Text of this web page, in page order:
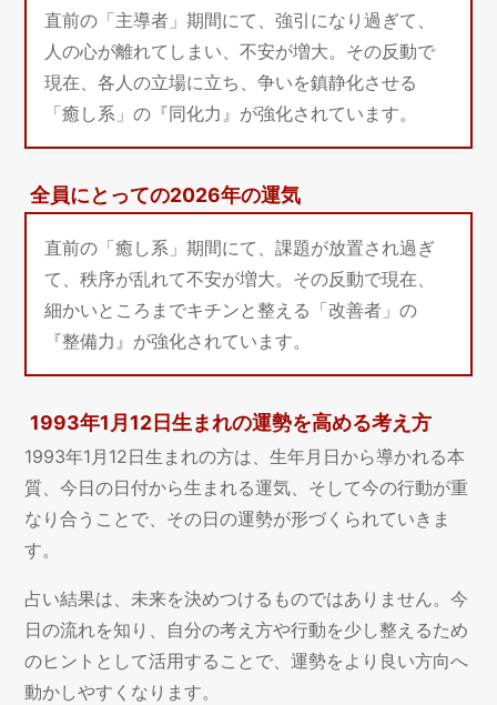
直前の「主導者」期間にて、強引になり過ぎて、
人の心が離れてしまい、不安が増大。その反動で
現在、各人の立場に立ち、争いを鎮静化させる
「癒し系」の『同化力』が強化されています。
全員にとっての2026年の運気
直前の「癒し系」期間にて、課題が放置され過ぎ
て、秩序が乱れて不安が増大。その反動で現在、
細かいところまでキチンと整える「改善者」の
『整備力』が強化されています。
1993年1月12日生まれの運勢を高める考え方
1993年1月12日生まれの方は、生年月日から導かれる本
質、今日の日付から生まれる運気、そして今の行動が重
なり合うことで、その日の運勢が形づくられていきま
す。
占い結果は、未来を決めつけるものではありません。今
日の流れを知り、自分の考え方や行動を少し整えるため
のヒントとして活用することで、運勢をより良い方向へ
動かしやすくなります。